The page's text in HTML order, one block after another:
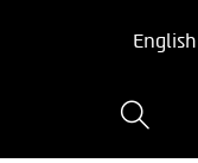
English